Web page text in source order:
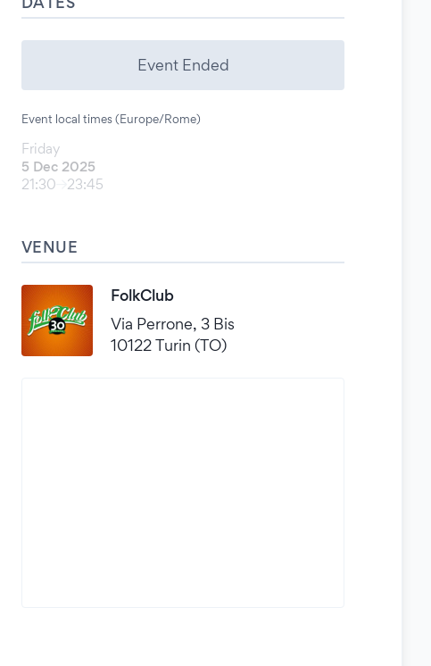
Event Ended
Event local times (Europe/Rome)
Friday
5 Dec 2025
21:30
23:45
VENUE
FolkClub
Via Perrone, 3 Bis
10122 Turin (TO)